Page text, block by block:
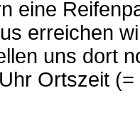
eine
erreichen
uns dort
Ortszeit